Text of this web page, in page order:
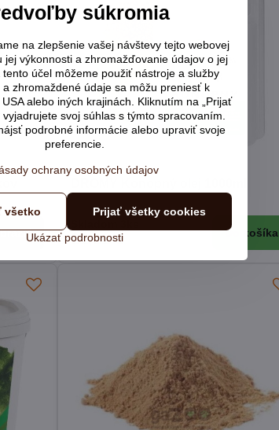
21,21 € Do košíka
súkromia
na zlepšenie vašej návštevy tejto webovej
jej výkonnosti a zhromažďovanie údajov o jej
účel môžeme použiť nástroje a služby
zhromaždené údaje sa môžu preniesť k
alebo iných krajinách. Kliknutím na „Prijať
vyjadrujete svoj súhlas s týmto spracovaním.
podrobné informácie alebo upraviť svoje
preferencie.
ochrany osobných údajov
Ukázať podrobnosti
Prijať všetky cookies
všetko